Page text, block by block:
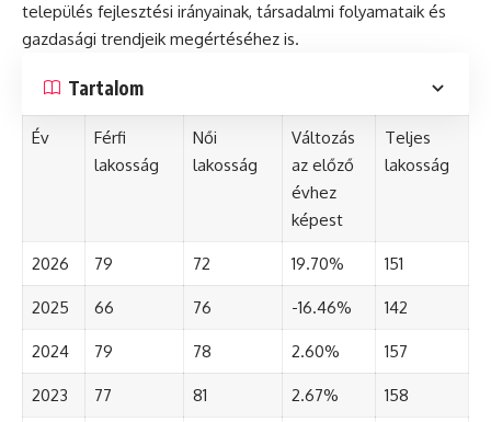
település fejlesztési irányainak, társadalmi folyamataik és
gazdasági trendjeik megértéséhez is.
Tartalom
Év
Férfi
lakosság
Női
lakosság
Változás
az előző
évhez
képest
Teljes
lakosság
2026 79 72 19.70% 151
2025 66 76 -16.46% 142
2024 79 78 2.60% 157
2023 77 81 2.67% 158